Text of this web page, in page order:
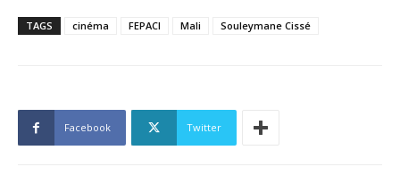
TAGS cinéma FEPACI Mali Souleymane Cissé
Facebook Twitter